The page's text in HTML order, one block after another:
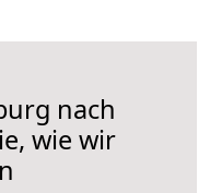
nach
wie wir